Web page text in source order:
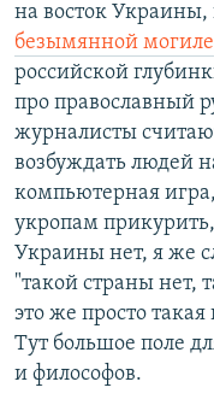
на восток Украины,
безымянной могиле
российской
про православный
журналисты
возбуждать людей
компьютерная
укропам
Украины нет, я же
"такой страны нет,
это же просто
Тут большое поле
и философов.